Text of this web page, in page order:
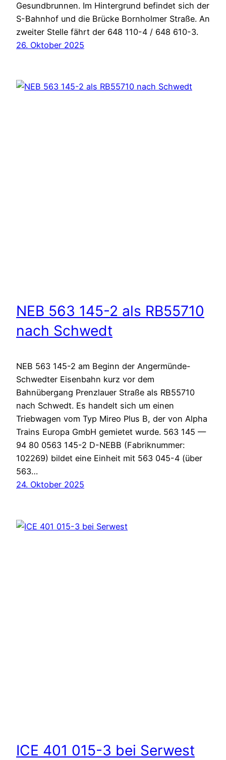
Gesundbrunnen. Im Hintergrund befindet sich der
S-Bahnhof und die Brücke Bornholmer Straße. An
zweiter Stelle fährt der 648 110-4 / 648 610-3.
26. Oktober 2025
NEB 563 145-2 als RB55710
nach Schwedt
NEB 563 145-2 am Beginn der Angermünde-
Schwedter Eisenbahn kurz vor dem
Bahnübergang Prenzlauer Straße als RB55710
nach Schwedt. Es handelt sich um einen
Triebwagen vom Typ Mireo Plus B, der von Alpha
Trains Europa GmbH gemietet wurde. 563 145 —
94 80 0563 145-2 D-NEBB (Fabriknummer:
102269) bildet eine Einheit mit 563 045-4 (über
563…
24. Oktober 2025
ICE 401 015-3 bei Serwest